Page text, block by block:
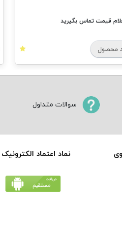
قیمت تماس بگیرید
محصول
سوالات متداول
نماد اعتماد الکترونیک